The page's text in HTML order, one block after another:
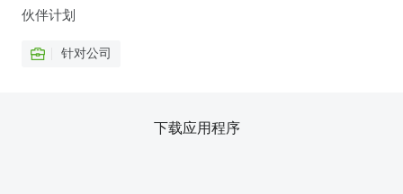
伙伴计划
针对公司
下载应用程序